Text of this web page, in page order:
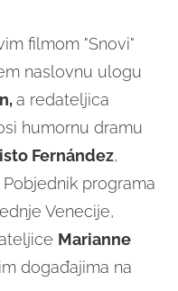
filmom "Snovi"
naslovnu ulogu
a redateljica
humornu dramu
Fernández,
Pobjednik programa
Venecije,
Marianne
događajima na